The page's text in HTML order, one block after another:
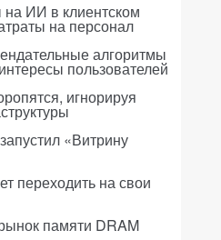
на ИИ в клиентском
на персонал
алгоритмы
пользователей
игнорируя
«Витрину
переходить на свои
памяти DRAM